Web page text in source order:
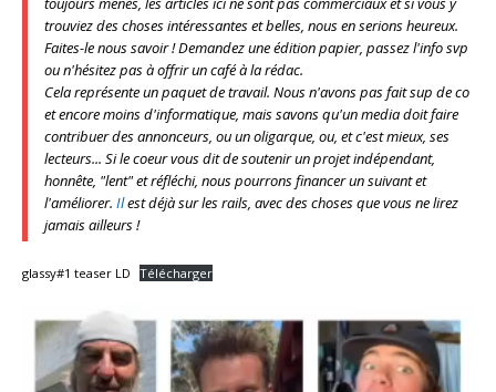
trouviez des choses intéressantes et belles, nous en serions heureux.
Faites-le nous savoir ! Demandez une édition papier, passez l'info svp
ou n'hésitez pas à offrir un café à la rédac.
Cela représente un paquet de travail. Nous n'avons pas fait sup de co
et encore moins d'informatique, mais savons qu'un media doit faire
contribuer des annonceurs, ou un oligarque, ou, et c'est mieux, ses
lecteurs... Si le coeur vous dit de soutenir un projet indépendant,
honnête, "lent" et réfléchi, nous pourrons financer un suivant et
l'améliorer. Ilest déjà sur les rails, avec des choses que vous ne lirez
jamais ailleurs !
glassy#1 teaser LD Télécharger